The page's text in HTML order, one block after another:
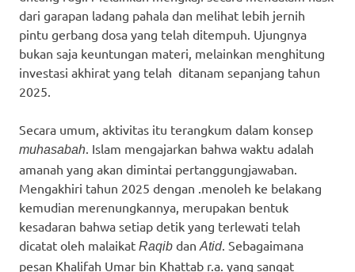
dari garapan ladang pahala dan melihat lebih jernih
pintu gerbang dosa yang telah ditempuh. Ujungnya
bukan saja keuntungan materi, melainkan menghitung
investasi akhirat yang telah ditanam sepanjang tahun
2025.
Secara umum, aktivitas itu terangkum dalam konsep
muhasabah . Islam mengajarkan bahwa waktu adalah
amanah yang akan dimintai pertanggungjawaban.
Mengakhiri tahun 2025 dengan .menoleh ke belakang
kemudian merenungkannya, merupakan bentuk
kesadaran bahwa setiap detik yang terlewati telah
dicatat oleh malaikat Raqib dan Atid. Sebagaimana
pesan Khalifah Umar bin Khattab r.a. yang sangat